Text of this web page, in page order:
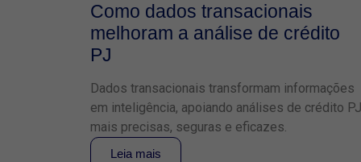
Como dados transacionais
melhoram a análise de crédito
PJ
Dados transacionais transformam informações
em inteligência, apoiando análises de crédito PJ
mais precisas, seguras e eficazes.
Leia mais